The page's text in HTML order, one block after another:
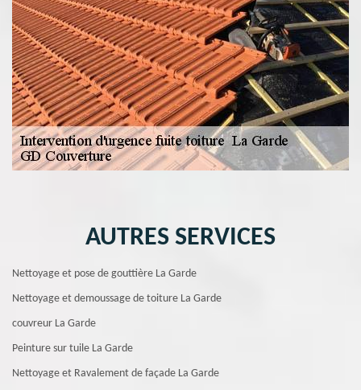
AUTRES SERVICES
Nettoyage et pose de gouttière La Garde
Nettoyage et demoussage de toiture La Garde
couvreur La Garde
Peinture sur tuile La Garde
Nettoyage et Ravalement de façade La Garde